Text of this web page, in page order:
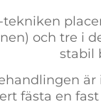
tekniken
och tre i
stabil
fästa en